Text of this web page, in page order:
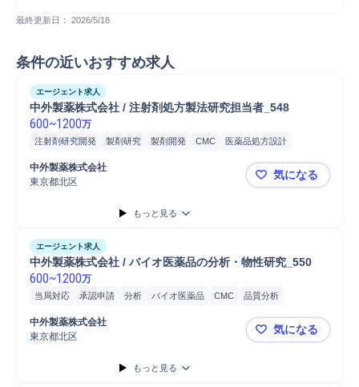
最終更新日： 2026/5/18
条件の近いおすすめ求人
エージェント求人
中外製薬株式会社 / 注射剤処方製法研究担当者_548
600~1200万
注射剤研究開発 製剤研究 製剤開発 CMC
医薬品処方設計
製剤スケールアップ
抗体医薬品
中外製薬株式会社
東京都北区
中外製薬株
気になる
もっと見る
エージェント求人
中外製薬株式会社 / バイオ医薬品の分析・物性研究_550
600~1200万
当局対応 承認申請 分析 バイオ医薬品 CMC
品質分析
物性分析研究
バイオ医薬品研究開発
品質管理
プロジェクト
中外製薬株式会社
東京都北区
中外製薬株
気になる
もっと見る